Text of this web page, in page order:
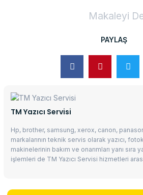
PAYLAŞ
Makaleyi
TM Yazıcı Servisi
Hp, brother, samsung, xerox, canon,
markalarının teknik servis olarak yazıcı,
makinelerinin bakım ve onarımları yanı sıra
işlemleri de TM Yazıcı Servisi hizmetleri